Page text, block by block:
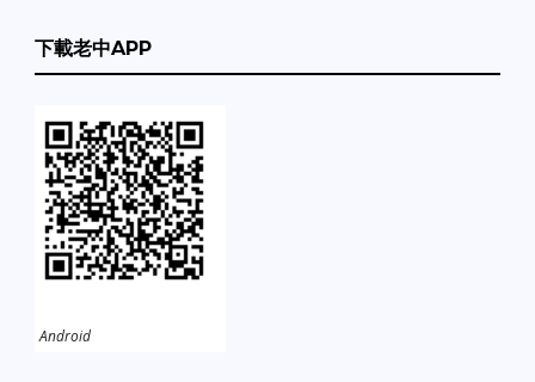
下載老中APP
Android